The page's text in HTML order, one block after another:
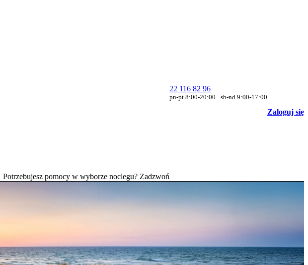
Potrzebujesz pomocy w wyborze noclegu? Zadzwoń
22 116 82 96
pn-pt 8:00-20:00 · sb-nd 9:00-17:00
Zaloguj się